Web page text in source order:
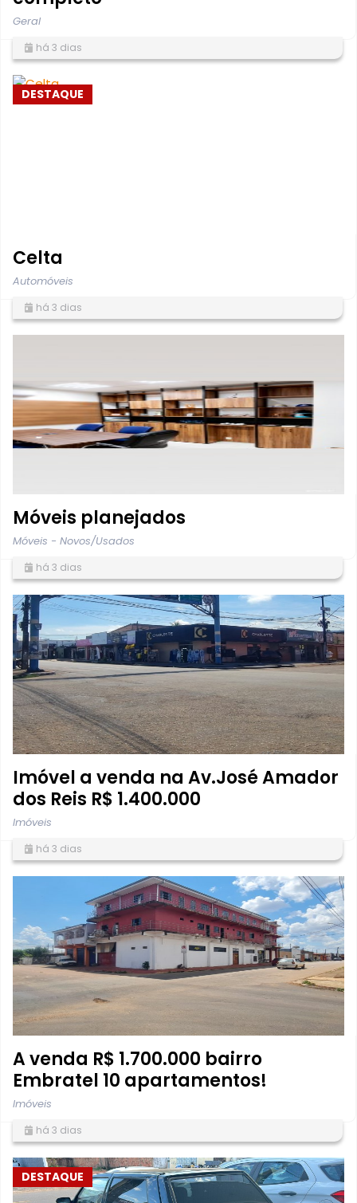
Geral
há 3 dias
DESTAQUE
Celta
Automóveis
há 3 dias
Móveis planejados
Móveis - Novos/Usados
há 3 dias
Imóvel a venda na Av.José Amador
dos Reis R$ 1.400.000
Imóveis
há 3 dias
A venda R$ 1.700.000 bairro
Embratel 10 apartamentos!
Imóveis
há 3 dias
DESTAQUE